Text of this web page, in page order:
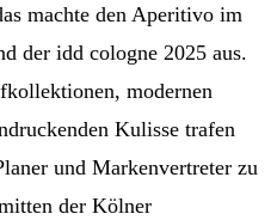
machte den Aperitivo im
der idd cologne 2025 aus.
modernen
Kulisse trafen
und Markenvertreter zu
der Kölner